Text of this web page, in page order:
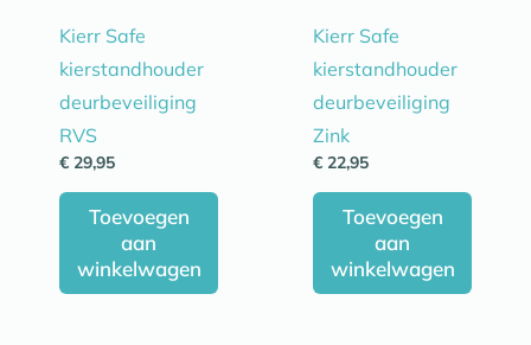
Kierr Safe
kierstandhouder
deurbeveiliging
RVS
€ 29,95
Toevoegen
aan
winkelwagen
Kierr Safe
kierstandhouder
deurbeveiliging
Zink
€ 22,95
Toevoegen
aan
winkelwagen